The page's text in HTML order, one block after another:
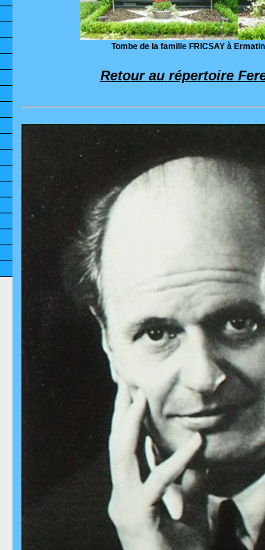
Tombe de la famille FRICSAY à
Retour au répertoire